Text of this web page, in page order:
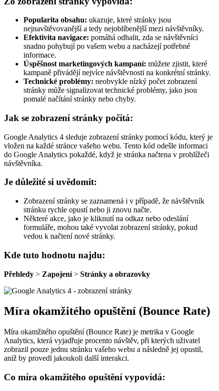
Popularita obsahu: ukazuje, které stránky jsou
nejnavštěvovanější a tedy nejoblíbenější mezi návštěvníky.
Efektivita navigace: pomáhá odhalit, zda se návštěvníci
snadno pohybují po vašem webu a nacházejí potřebné
informace.
Úspěšnost marketingových kampaní: můžete zjistit, které
kampaně přivádějí nejvíce návštěvnosti na konkrétní stránky.
Technické problémy: neobvykle nízký počet zobrazení
stránky může signalizovat technické problémy, jako jsou
pomalé načítání stránky nebo chyby.
Jak se zobrazení stránky počítá:
Google Analytics 4 sleduje zobrazení stránky pomocí kódu, který je
vložen na každé stránce vašeho webu. Tento kód odešle informaci
do Google Analytics pokaždé, když je stránka načtena v prohlížeči
návštěvníka.
Je důležité si uvědomit:
Zobrazení stránky se zaznamená i v případě, že návštěvník
stránku rychle opustí nebo ji znovu načte.
Některé akce, jako je kliknutí na odkaz nebo odeslání
formuláře, mohou také vyvolat zobrazení stránky, pokud
vedou k načtení nové stránky.
Kde tuto hodnotu najdu:
Přehledy > Zapojení> Stránky a obrazovky
Míra okamžitého opuštění (Bounce Rate)
Míra okamžitého opuštění (Bounce Rate) je metrika v Google
Analytics, která vyjadřuje procento návštěv, při kterých uživatel
zobrazil pouze jednu stránku vašeho webu a následně jej opustil,
aniž by provedl jakoukoli další interakci.
Co míra okamžitého opuštění vypovídá: